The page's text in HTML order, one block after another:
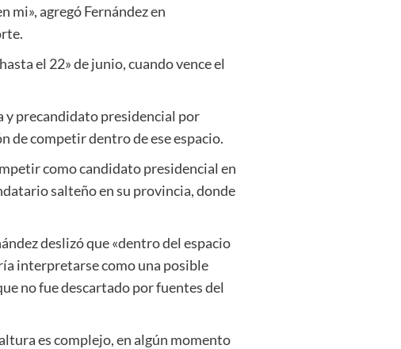
mi», agregó Fernández en
el 22» de junio, cuando vence el
y precandidato presidencial por
de competir dentro de ese espacio.
como candidato presidencial en
salteño en su provincia, donde
deslizó que «dentro del espacio
interpretarse como una posible
no fue descartado por fuentes del
es complejo, en algún momento